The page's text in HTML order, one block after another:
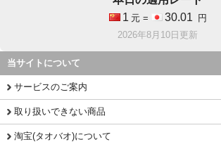
1 元 = 30.01
円
2026年8月10日更新
当サイトについて
サービスのご案内
取り扱いできない商品
淘宝(タオバオ)について